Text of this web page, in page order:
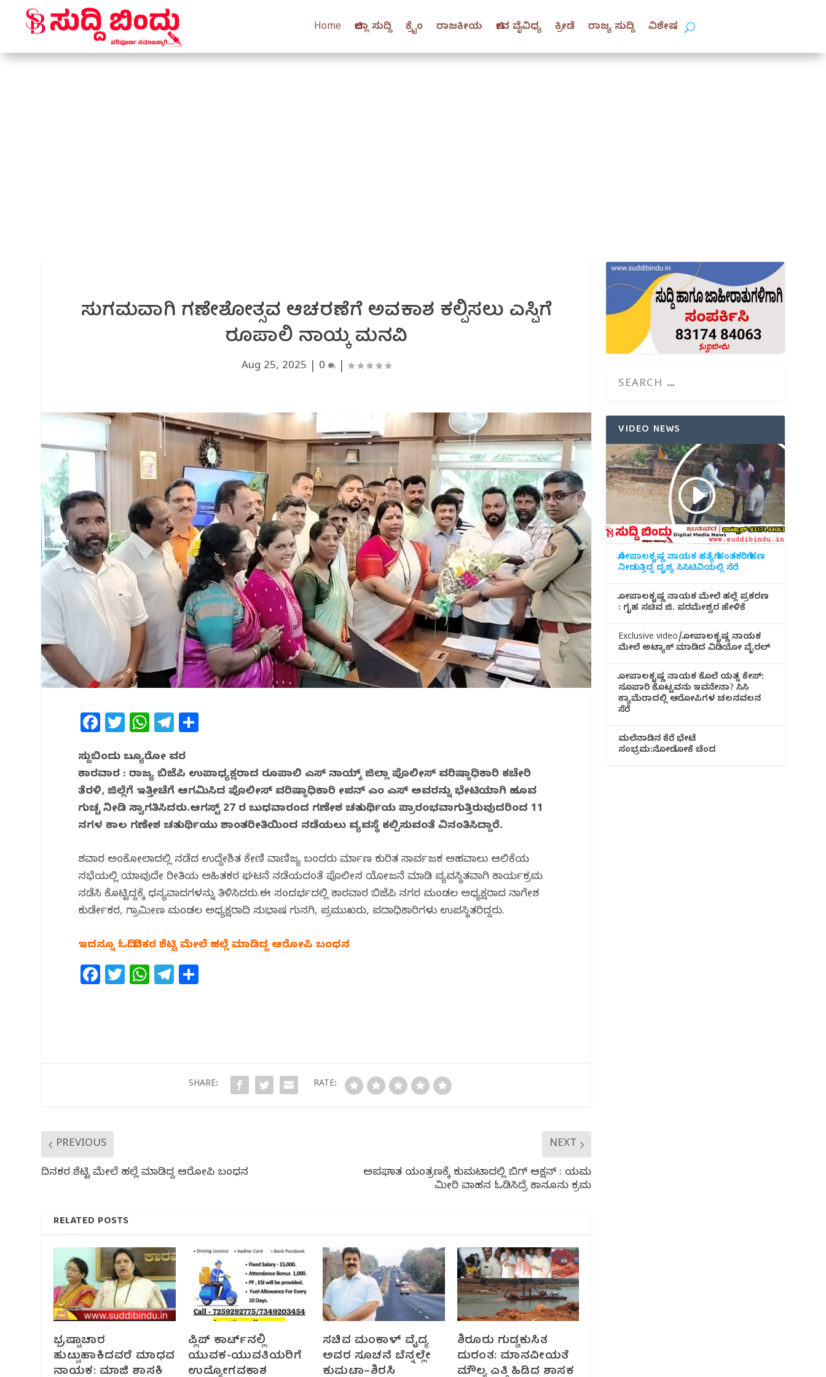
Home ಜಿಲ್ಲಾ ಸುದ್ದಿ ಕ್ರೈಂ ರಾಜಕೀಯ ಜೀವ ವೈವಿಧ್ಯ ಕ್ರೀಡೆ ರಾಜ್ಯ ಸುದ್ದಿ ವಿಶೇಷ
ಸುಗಮವಾಗಿ ಗಣೇಶೋತ್ಸವ ಆಚರಣೆಗೆ ಅವಕಾಶ ಕಲ್ಪಿಸಲು ಎಸ್ಪಿಗೆ
ರೂಪಾಲಿ ನಾಯ್ಕ ಮನವಿ
Aug 25, 2025 0 |
F
c
e
b
o
k
T
itt
e
r
W
at
s
A
p
T
e
g
ra
m
e
ಸುದ್ದಿಬಿಂದು ಬ್ಯೂರೋ ವರದಿ
ಕಾರವಾರ : ರಾಜ್ಯ ಬಿಜೆಪಿ ಉಪಾಧ್ಯಕ್ಷರಾದ ರೂಪಾಲಿ ಎಸ್ ನಾಯ್ಕ್ ಜಿಲ್ಲಾ ಪೊಲೀಸ್ ವರಿಷ್ಠಾಧಿಕಾರಿ ಕಚೇರಿ
ತೆರಳಿ, ಜಿಲ್ಲೆಗೆ ಇತ್ತೀಚೆಗೆ ಆಗಮಿಸಿದ ಪೊಲೀಸ್ ವರಿಷ್ಠಾಧಿಕಾರಿ ದೀಪನ್ ಎಂ ಎಸ್ ಅವರನ್ನು ಭೇಟಿಯಾಗಿ ಹೂವ
ಗುಚ್ಚ ನೀಡಿ ಸ್ವಾಗತಿಸಿದರು.ಆಗಸ್ಟ್ 27 ರ ಬುಧವಾರದಿಂದ ಗಣೇಶ ಚತುರ್ಥಿಯ ಪ್ರಾರಂಭವಾಗುತ್ತಿರುವುದರಿಂದ 11
ದಿನಗಳ ಕಾಲ ಗಣೇಶ ಚತುರ್ಥಿಯು ಶಾಂತರೀತಿಯಿಂದ ನಡೆಯಲು ವ್ಯವಸ್ಥೆ ಕಲ್ಪಿಸುವಂತೆ ವಿನಂತಿಸಿದ್ದಾರೆ.
ಶನಿವಾರ ಅಂಕೋಲಾದಲ್ಲಿ ನಡೆದ ಉದ್ದೇಶಿತ ಕೇಣಿ ವಾಣಿಜ್ಯ ಬಂದರು ನಿರ್ಮಾಣ ಕುರಿತ ಸಾರ್ವಜನಿಕ ಅಹವಾಲು ಆಲಿಕೆಯ
ಸಭೆಯಲ್ಲಿ ಯಾವುದೇ ರೀತಿಯ ಅಹಿತಕರ ಘಟನೆ ನಡೆಯದಂತೆ ಪೊಲೀಸ ನಿಯೋಜನೆ ಮಾಡಿ ವ್ಯವಸ್ಥಿತವಾಗಿ ಕಾರ್ಯಕ್ರಮ
ನಡೆಸಿ ಕೊಟ್ಟಿದ್ದಕ್ಕೆ ಧನ್ಯವಾದಗಳನ್ನು ತಿಳಿಸಿದರು.ಈ ಸಂದರ್ಭದಲ್ಲಿ ಕಾರವಾರ ಬಿಜೆಪಿ ನಗರ ಮಂಡಲ ಅಧ್ಯಕ್ಷರಾದ ನಾಗೇಶ
ಕುರ್ಡೇಕರ, ಗ್ರಾಮೀಣ ಮಂಡಲ ಅಧ್ಯಕ್ಷರಾದಿ ಸುಭಾಷ ಗುನಗಿ, ಪ್ರಮುಖರು, ಪದಾಧಿಕಾರಿಗಳು ಉಪಸ್ಥಿತರಿದ್ದರು.
ಇದನ್ನೂ ಓದಿ: ದಿನಕರ ಶೆಟ್ಟಿ ಮೇಲೆ ಹಲ್ಲೆ ಮಾಡಿದ್ದ ಆರೋಪಿ ಬಂಧನ
F
o
T W
p
T
mSHARE: RATE:
PREVIOUS
ದಿನಕರ ಶೆಟ್ಟಿ ಮೇಲೆ ಹಲ್ಲೆ ಮಾಡಿದ್ದ ಆರೋಪಿ ಬಂಧನ
NEXT
ಅಪಘಾತ ನಿಯಂತ್ರಣಕ್ಕೆ ಕುಮಟಾದಲ್ಲಿ ಬಿಗ್ ಆಕ್ಷನ್ : ನಿಯಮ
ಮೀರಿ ವಾಹನ ಓಡಿಸಿದ್ರೆ ಕಾನೂನು ಕ್ರಮ
RELATED POSTS
ಭ್ರಷ್ಟಾಚಾರ
ಹುಟ್ಟುಹಾಕಿದವರೆ ಮಾಧವ
ನಾಯಕ: ಮಾಜಿ ಶಾಸಕಿ
ಪ್ಲಿಪ್ ಕಾರ್ಟ್‌ನಲ್ಲಿ
ಯುವಕ-ಯುವತಿಯರಿಗೆ
ಉದ್ಯೋಗವಕಾಶ
ಸಚಿವ ಮಂಕಾಳ್ ವೈದ್ಯ
ಅವರ ಸೂಚನೆ ಬೆನ್ನಲ್ಲೇ
ಕುಮಟಾ–ಶಿರಸಿ
ಶಿರೂರು ಗುಡ್ಡಕುಸಿತ
ದುರಂತ: ಮಾನವೀಯತೆ
ಮೌಲ್ಯ ಎತ್ತಿ ಹಿಡಿದ ಶಾಸಕ
VIDEO NEWS
ಗೋಪಾಲಕೃಷ್ಣ ನಾಯಕ ಹತ್ಯೆಗೆ ಹಂತಕರಿಗೆ ಹಣ
ನೀಡುತ್ತಿದ್ದ ದೃಶ್ಯ ಸಿಸಿಟಿವಿಯಲ್ಲಿ ಸೆರೆ
ಗೋಪಾಲಕೃಷ್ಣ ನಾಯಕ ಮೇಲೆ ಹಲ್ಲೆ ಪ್ರಕರಣ
: ಗೃಹ ಸಚಿವ ಜಿ. ಪರಮೇಶ್ವರ ಹೇಳಿಕೆ
Exclusive video/ಗೋಪಾಲಕೃಷ್ಣ ನಾಯಕ
ಮೇಲೆ ಅಟ್ಯಾಕ್ ಮಾಡಿದ ವಿಡಿಯೋ ವೈರಲ್
ಗೋಪಾಲಕೃಷ್ಣ ನಾಯಕ ಕೊಲೆ ಯತ್ನ ಕೇಸ್:
ಸೂಪಾರಿ ಕೊಟ್ಟವನು ಇವನೇನಾ? ಸಿಸಿ
ಕ್ಯಾಮೆರಾದಲ್ಲಿ ಆರೋಪಿಗಳ ಚಲನವಲನ
ಸೆರೆ
ಮಲೆನಾಡಿ‌ನ ಕೆರೆ ಭೇಟೆ
ಸಂಭ್ರಮ:ನೋಡೋಕೆ ಚೆಂದ